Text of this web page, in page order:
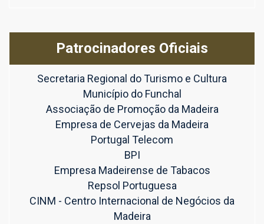
Patrocinadores Oficiais
Secretaria Regional do Turismo e Cultura
Município do Funchal
Associação de Promoção da Madeira
Empresa de Cervejas da Madeira
Portugal Telecom
BPI
Empresa Madeirense de Tabacos
Repsol Portuguesa
CINM - Centro Internacional de Negócios da
Madeira